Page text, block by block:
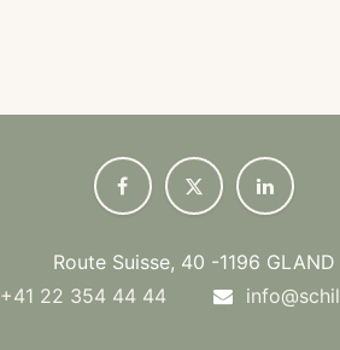
Route Suisse, 40 -1196 GLAND
+41 22 354 44 44